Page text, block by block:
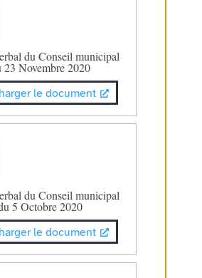
du Conseil municipal
23 Novembre 2020
le document
du Conseil municipal
5 Octobre 2020
le document